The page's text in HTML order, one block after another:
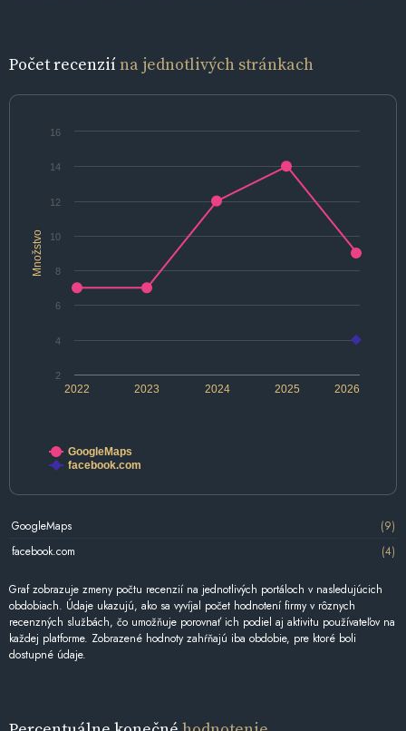
Počet recenziína jednotlivých stránkach
Množstvo
2022 2024 2026
2023 2025
2
4
6
8
10
12
14
16
GoogleMaps
facebook.com
GoogleMaps
(9)
facebook.com
(4)
Graf zobrazuje zmeny počtu recenzií na jednotlivých portáloch v nasledujúcich
obdobiach. Údaje ukazujú, ako sa vyvíjal počet hodnotení firmy v rôznych
recenzných službách, čo umožňuje porovnať ich podiel aj aktivitu používateľov na
každej platforme. Zobrazené hodnoty zahŕňajú iba obdobie, pre ktoré boli
dostupné údaje.